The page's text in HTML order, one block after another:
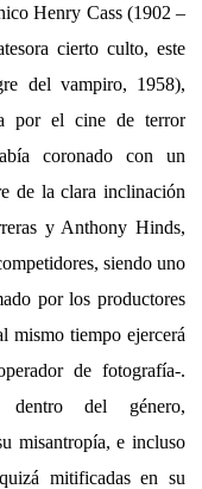
Henry Cass (1902 –
cierto culto, este
del vampiro, 1958),
por el cine de terror
coronado con un
de la clara inclinación
y Anthony Hinds,
siendo uno
por los productores
mismo tiempo ejercerá
de fotografía-.
dentro del género,
misantropía, e incluso
mitificadas en su